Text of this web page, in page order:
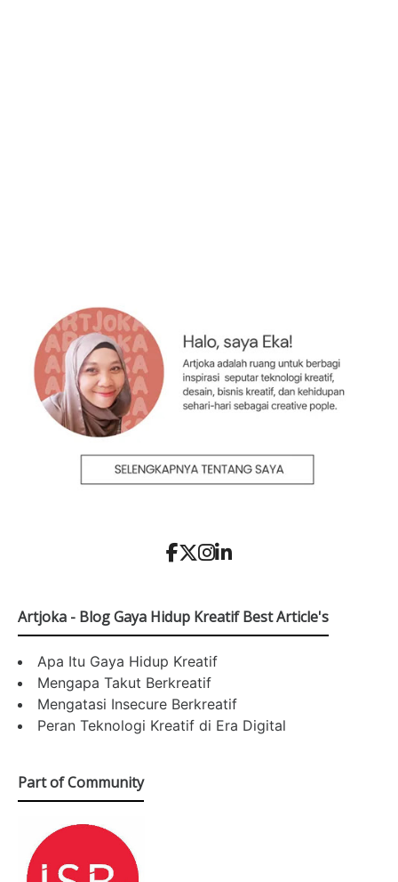
Artjoka - Blog Gaya Hidup Kreatif Best Article's
Apa Itu Gaya Hidup Kreatif
Mengapa Takut Berkreatif
Mengatasi Insecure Berkreatif
Peran Teknologi Kreatif di Era Digital
Part of Community